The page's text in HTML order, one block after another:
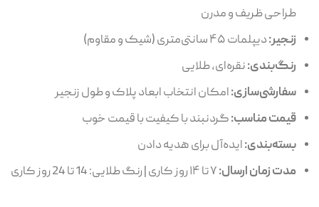
طراحی ظریف و مدرن
زنجیر:دیپلمات ۴۵ سانتی‌متری (شیک و مقاوم)
رنگ‌بندی:نقره‌ای، طلایی
سفارشی‌سازی:امکان انتخاب ابعاد پلاک و طول زنجیر
قیمت مناسب:گردنبند با کیفیت با قیمت خوب
بسته‌بندی:ایده‌آل برای هدیه دادن
مدت زمان ارسال: